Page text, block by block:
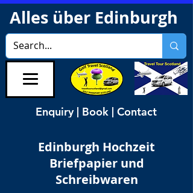
Alles über Edinburgh
Enquiry | Book | Contact
Edinburgh Hochzeit
Briefpapier und
Schreibwaren